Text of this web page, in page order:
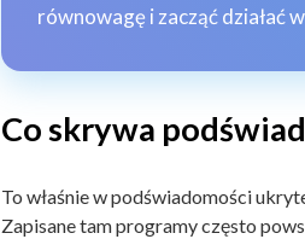
równowagę i zacząć działać w
Co skrywa
To właśnie w podświadomości
Zapisane tam programy często